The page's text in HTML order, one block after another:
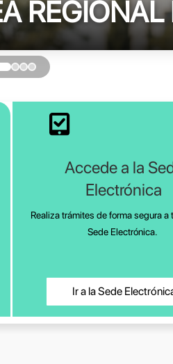
Accede a la
Electrónica
Realiza trámites de forma segura a
Sede Electrónica.
Ir a la Sede